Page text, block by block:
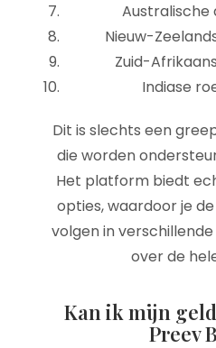
Australische
Nieuw-
Zuid-
Indiase
Dit is slechts een
die worden
Het platform biedt
opties, waardoor je
volgen in
over de
Kan ik mijn
Preev